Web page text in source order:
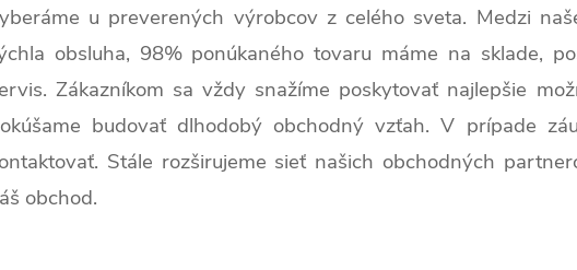
u preverených výrobcov z celého sveta. Medzi
obsluha, 98% ponúkaného tovaru máme na sklade,
Zákazníkom sa vždy snažíme poskytovať najlepšie
budovať dlhodobý obchodný vzťah. V prípade
Stále rozširujeme sieť našich obchodných
obchod.